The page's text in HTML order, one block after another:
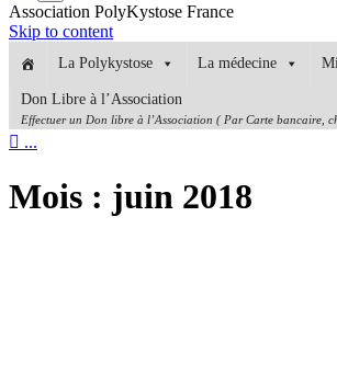
Association PolyKystose France
Skip to content
La Polykystose La médecine
Don Libre à l’Association
Effectuer un Don libre à l’Association ( Par Carte bancaire,
 ...
Mois : juin 2018